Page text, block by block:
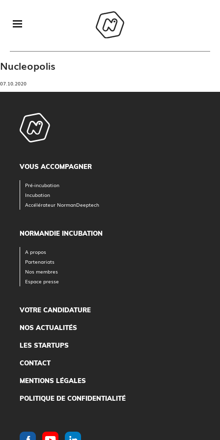
Nucleopolis
07.10.2020
VOUS ACCOMPAGNER
Pré-incubation
Incubation
Accélérateur NormanDeeptech
NORMANDIE INCUBATION
A propos
Partenariats
Nos membres
Espace presse
VOTRE CANDIDATURE
NOS ACTUALITÉS
LES STARTUPS
CONTACT
MENTIONS LÉGALES
POLITIQUE DE CONFIDENTIALITÉ